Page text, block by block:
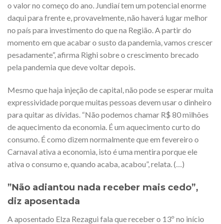
o valor no começo do ano. Jundiaí tem um potencial enorme
daqui para frente e, provavelmente, não haverá lugar melhor
no país para investimento do que na Região. A partir do
momento em que acabar o susto da pandemia, vamos crescer
pesadamente”, afirma Righi sobre o crescimento brecado
pela pandemia que deve voltar depois.
Mesmo que haja injeção de capital, não pode se esperar muita
expressividade porque muitas pessoas devem usar o dinheiro
para quitar as dívidas. “Não podemos chamar R$ 80 milhões
de aquecimento da economia. É um aquecimento curto do
consumo. É como dizem normalmente que em fevereiro o
Carnaval ativa a economia, isto é uma mentira porque ele
ativa o consumo e, quando acaba, acabou”, relata. (…)
”Não adiantou nada receber mais cedo”,
diz aposentada
A aposentado Elza Rezagui fala que receber o 13º no início